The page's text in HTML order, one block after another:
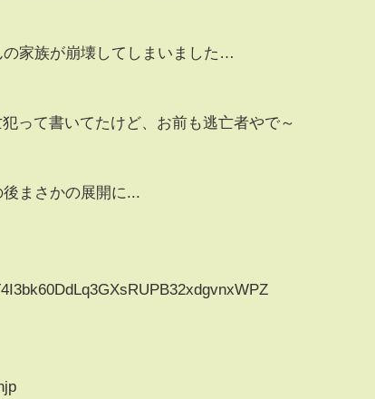
家族が崩壊してしまいました…
って書いてたけど、お前も逃亡者やで～
まさかの展開に...